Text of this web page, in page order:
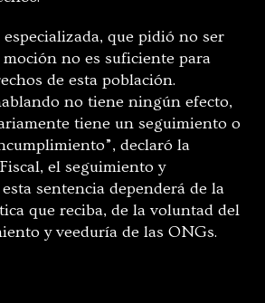
que pidió no ser
no es suficiente para
de esta población.
no tiene ningún efecto,
tiene un seguimiento o
declaró la
el seguimiento y
sentencia dependerá de la
que reciba, de la voluntad del
y veeduría de las ONGs.